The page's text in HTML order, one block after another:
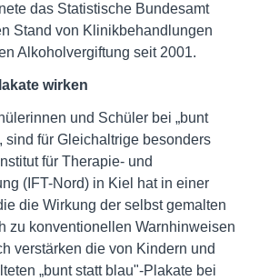
das Statistische Bundesamt
Stand von Klinikbehandlungen
Alkoholvergiftung seit 2001.
wirken
und Schüler bei „bunt
sind für Gleichaltrige besonders
für Therapie- und
(IFT-Nord) in Kiel hat in einer
die Wirkung der selbst gemalten
zu konventionellen Warnhinweisen
verstärken die von Kindern und
„bunt statt blau"-Plakate bei